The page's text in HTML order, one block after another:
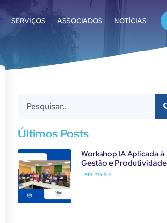
SERVIÇOS ASSOCIADOS NOTÍCIAS
Últimos Posts
Workshop IA Aplicada à
Gestão e Produtividade
Leia mais »